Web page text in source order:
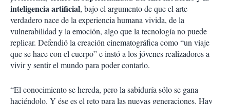
inteligencia artificial, bajo el argumento de que el arte
verdadero nace de la experiencia humana vivida, de la
vulnerabilidad y la emoción, algo que la tecnología no puede
replicar. Defendió la creación cinematográfica como “un viaje
que se hace con el cuerpo” e instó a los jóvenes realizadores a
vivir y sentir el mundo para poder contarlo.
“El conocimiento se hereda, pero la sabiduría sólo se gana
haciéndolo. Y ése es el reto para las nuevas generaciones. Hay